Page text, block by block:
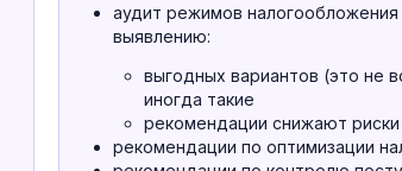
аудит режимов
выявлению:
выгодных вариантов (это не
иногда такие
рекомендации снижают
рекомендации по оптимизации